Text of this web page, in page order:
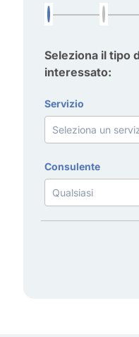
Seleziona il tipo
interessato:
Servizio
Consulente